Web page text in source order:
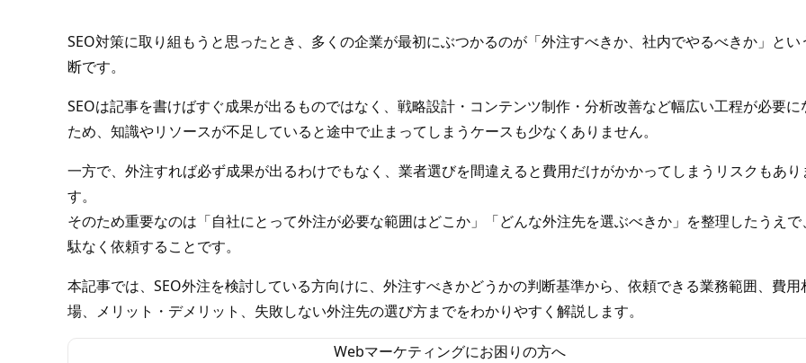
SEO対策に取り組もうと思ったとき、多くの企業が最初にぶつかるのが「外注すべきか、社内でやるべきか」とい
断です。
SEOは記事を書けばすぐ成果が出るものではなく、戦略設計・コンテンツ制作・分析改善など幅広い工程が必要に
ため、知識やリソースが不足していると途中で止まってしまうケースも少なくありません。
一方で、外注すれば必ず成果が出るわけでもなく、業者選びを間違えると費用だけがかかってしまうリスクもあり
す。
そのため重要なのは「自社にとって外注が必要な範囲はどこか」「どんな外注先を選ぶべきか」を整理したうえで
駄なく依頼することです。
本記事では、SEO外注を検討している方向けに、外注すべきかどうかの判断基準から、依頼できる業務範囲、費用
場、メリット・デメリット、失敗しない外注先の選び方までをわかりやすく解説します。
Webマーケティングにお困りの方へ